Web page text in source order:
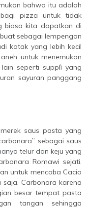
bahwa itu adalah
pizza untuk tidak
biasa kita dapatkan di
sebagai lempengan
kotak yang lebih kecil
untuk menemukan
seperti supplì yang
sayuran panggang
sebagai saus
telur dan keju yang
Romawi sejati.
untuk mencoba Cacio
saja, Carbonara karena
besar tempat pasta
tangan sehingga